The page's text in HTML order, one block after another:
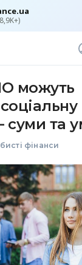
можуть
суми та
фінанси